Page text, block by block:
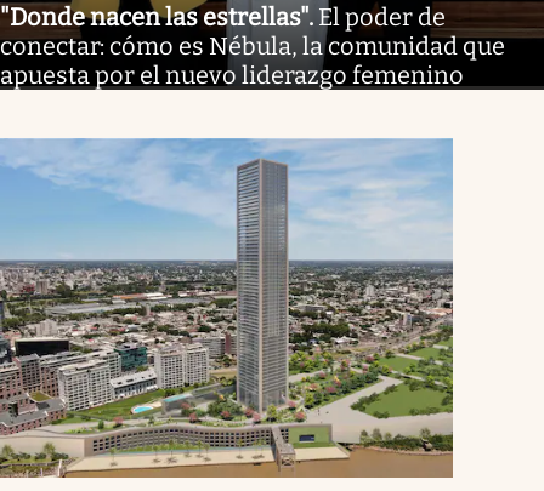
"Donde nacen las estrellas". El poder de
conectar: cómo es Nébula, la comunidad que
apuesta por el nuevo liderazgo femenino